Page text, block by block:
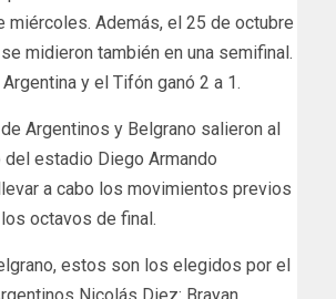
miércoles. Además, el 25 de octubre
midieron también en una semifinal.
Argentina y el Tifón ganó 2 a 1.
Argentinos y Belgrano salieron al
del estadio Diego Armando
a cabo los movimientos previos
octavos de final.
estos son los elegidos por el